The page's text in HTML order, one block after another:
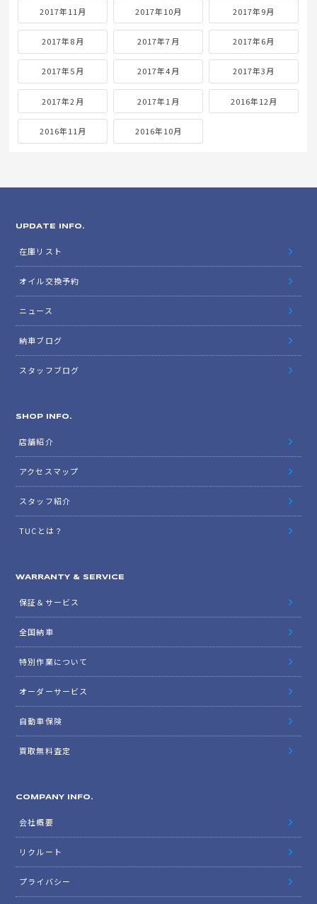
2017年11月 2017年10月 2017年9月
2017年8月 2017年7月 2017年6月
2017年5月 2017年4月 2017年3月
2017年2月 2017年1月 2016年12月
2016年11月 2016年10月
UPDATE INFO.
在庫リスト
オイル交換予約
ニュース
納車ブログ
スタッフブログ
SHOP INFO.
店舗紹介
アクセスマップ
スタッフ紹介
TUCとは？
WARRANTY & SERVICE
保証＆サービス
全国納車
特別作業について
オーダーサービス
自動車保険
買取無料査定
COMPANY INFO.
会社概要
リクルート
プライバシー